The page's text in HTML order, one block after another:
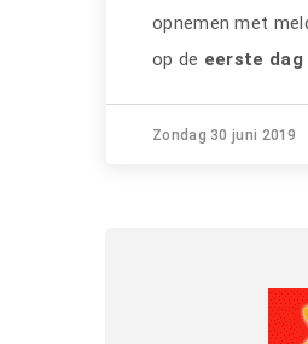
opnemen met
op de eerste dag
Zondag 30 juni 2019